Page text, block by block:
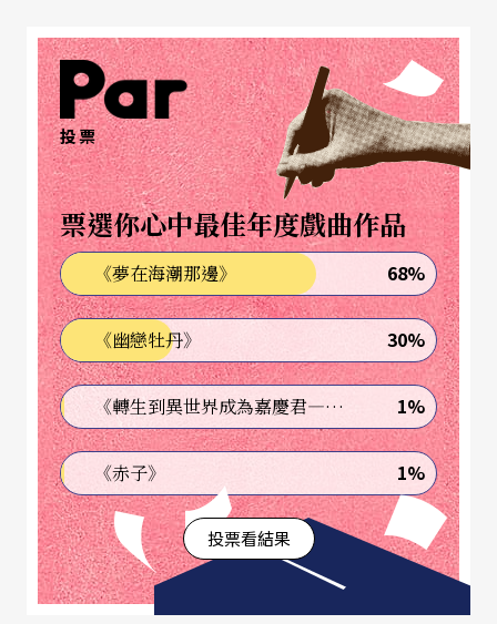
坂場順子：（以下簡稱坂）：什麼是你選擇劇本的
第一個條件？
由理子（以下簡稱由）：那肯定是它在角色及舞台
視覺效果上所蘊含的動作條件，這些動作的可能性
能夠讓我充份的運用到我的導演觀念與技巧。
坂：幽玄劇場（Theatre of Yugen）曾經演出過許多
英文的「狂言」劇，特別是早期的時候，妳認爲狂
言劇是偏重動作，並且適合於妳的目的的劇種嗎？
由：是的，當然狂言劇裏也有許多作品是偏重語言
的，但是因爲我們的觀衆是美國人，所以我選擇了
比較能爲他們所喜歡的（偏重動作的）一些作品。
坂：「狂言」是一種日本的傳統劇藝，（在面對妳
的觀衆時）妳如何解決它在「傳統」的範圍之內的
投票
票選你心中最佳年度戲曲作品
《夢在海潮那邊》 68%
《幽戀牡丹》 30%
《轉生到異世界成為嘉慶君—發現我的祖先是詐騙集團!?》 1%
《赤子》 1%
投票看結果